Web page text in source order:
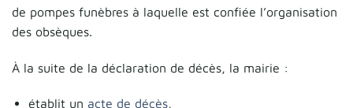
de pompes funèbres à laquelle est confiée l’organisation
des obsèques.
À la suite de la déclaration de décès, la mairie :
établit un acte de décès,